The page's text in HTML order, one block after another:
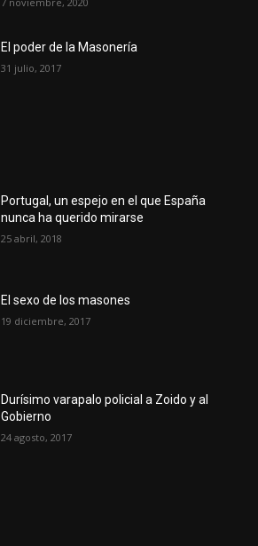
El poder de la Masonería
31 julio, 2017
Portugal, un espejo en el que España
nunca ha querido mirarse
25 abril, 2018
El sexo de los masones
19 diciembre, 2017
Durísimo varapalo policial a Zoido y al
Gobierno
24 agosto, 2017